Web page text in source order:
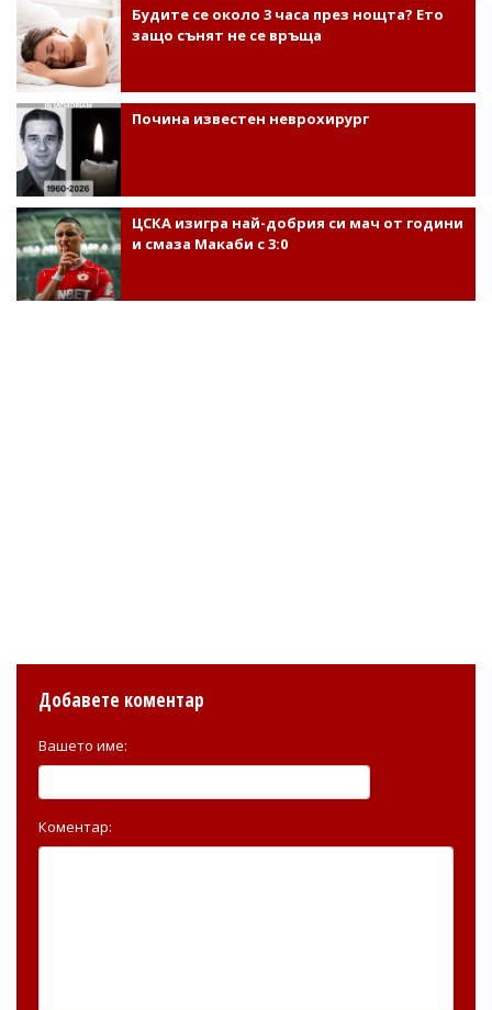
Будите се около 3 часа през нощта? Ето
защо сънят не се връща
Почина известен неврохирург
ЦСКА изигра най-добрия си мач от години
и смаза Макаби с 3:0
Добавете коментар
Вашето име:
Коментар: